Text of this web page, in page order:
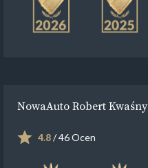
NowaAuto Robert Kwaśny
4.8/ 46 Ocen